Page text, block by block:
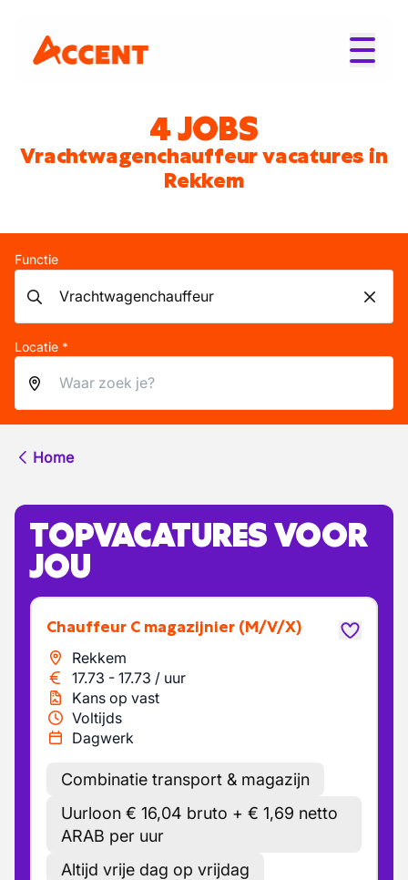
4 JOBS
Vrachtwagenchauffeur vacatures in
Rekkem
Functie
Locatie *
Home
TOPVACATURES VOOR
JOU
Chauffeur C magazijnier (M/V/X)
Rekkem
17.73 - 17.73 / uur
Kans op vast
Voltijds
Dagwerk
Combinatie transport & magazijn
Uurloon € 16,04 bruto + € 1,69 netto
ARAB per uur
Altijd vrije dag op vrijdag